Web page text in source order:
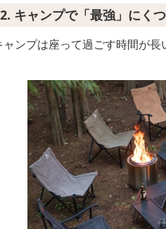
2. キャンプで「最強」にく
ャンプは座って過ごす時間が長